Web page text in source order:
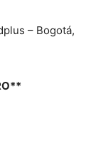
– Bogotá,